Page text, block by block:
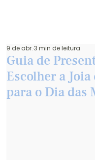
Guia de
Escolher a
para o Dia das
9 de abr. 3 min de leitura